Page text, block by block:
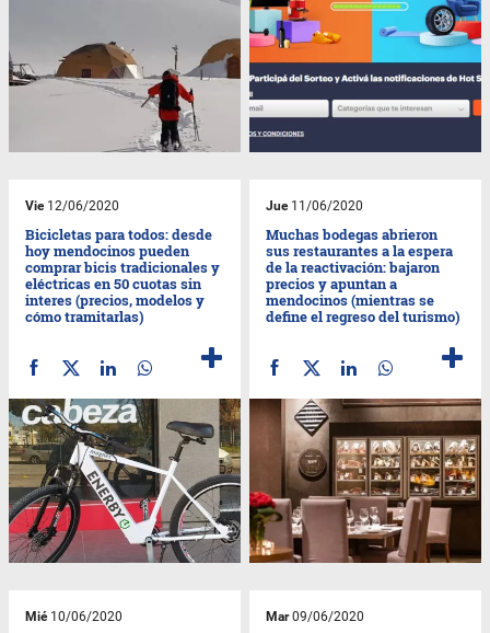
Vie12/06/2020
Bicicletas para todos: desde
hoy mendocinos pueden
comprar bicis tradicionales y
eléctricas en 50 cuotas sin
interes (precios, modelos y
cómo tramitarlas)
Jue11/06/2020
Muchas bodegas abrieron
sus restaurantes a la espera
de la reactivación: bajaron
precios y apuntan a
mendocinos (mientras se
define el regreso del turismo)
Mié10/06/2020 Mar09/06/2020